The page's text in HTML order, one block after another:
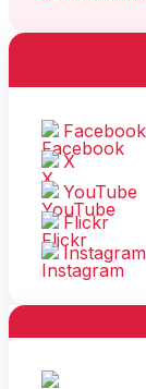
Facebook
X
YouTube
Flickr
Instagram